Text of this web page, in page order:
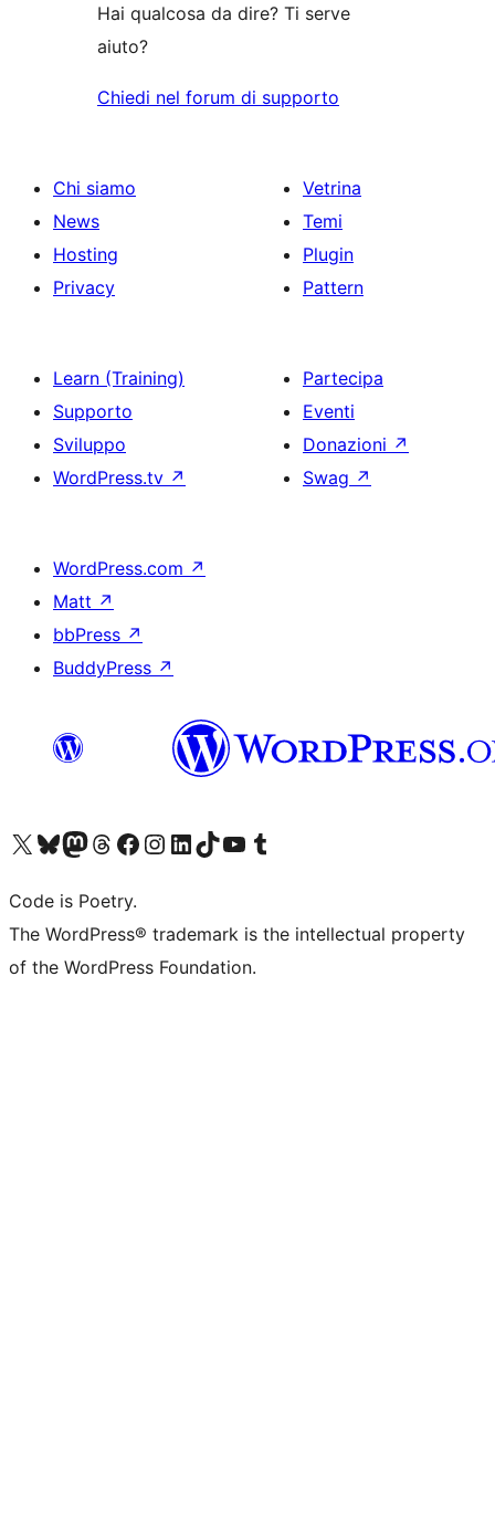
Hai qualcosa da dire? Ti serve
aiuto?
Chiedi nel forum di supporto
Chi siamo
News
Hosting
Privacy
Vetrina
Temi
Plugin
Pattern
Learn (Training)
Supporto
Sviluppo
WordPress.tv ↗
Partecipa
Eventi
Donazioni ↗
Swag ↗
WordPress.com ↗
Matt ↗
bbPress ↗
BuddyPress ↗
Visita il nostro account X (ex Twitter)
Visita il nostro account Bluesky
Visita il nostro account Mastodon
Visita il nostro account Threads
Visita la nostra pagina Facebook
Visita il nostro account Instagram
Visita il nostro account LinkedIn
Visita il nostro account TikTok
Visita il nostro canale YouTube
Visita il nostro account Tumblr
Code is Poetry.
The WordPress® trademark is the intellectual property
of the WordPress Foundation.